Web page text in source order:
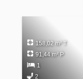
158,02 m² T
91,44 m² P
1
2